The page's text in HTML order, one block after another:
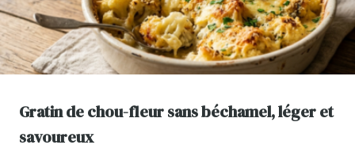
Gratin de chou-fleur sans béchamel, léger et
savoureux